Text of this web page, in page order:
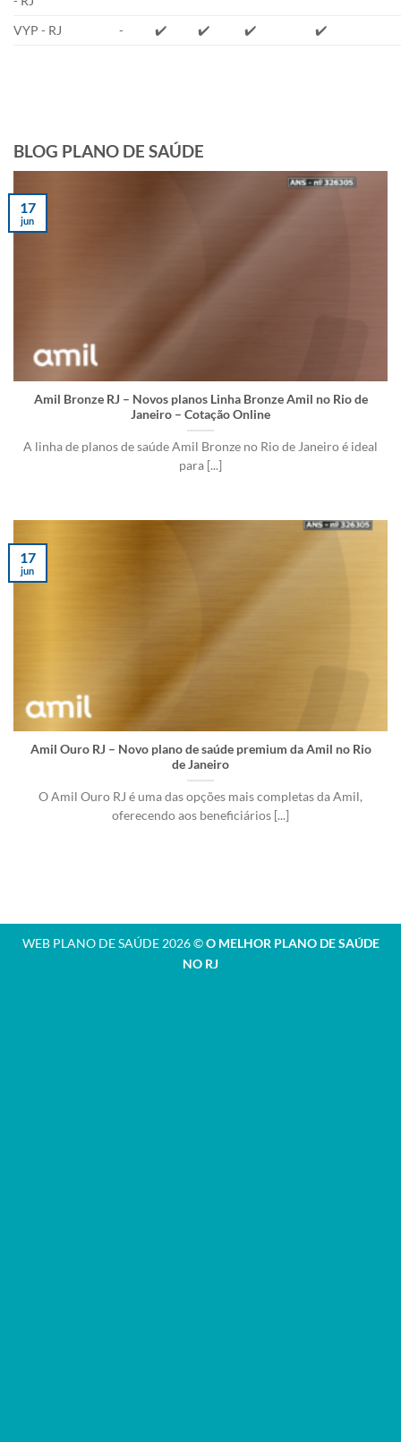
VYP - RJ - ✔️ ✔️ ✔️ ✔️
BLOG PLANO DE SAÚDE
Amil Bronze RJ – Novos planos Linha Bronze Amil no Rio de
Janeiro – Cotação Online
A linha de planos de saúde Amil Bronze no Rio de Janeiro é ideal
para [...]
17
jun
Amil Ouro RJ – Novo plano de saúde premium da Amil no Rio
de Janeiro
O Amil Ouro RJ é uma das opções mais completas da Amil,
oferecendo aos beneficiários [...]
17
jun
WEB PLANO DE SAÚDE 2026 ©O MELHOR PLANO DE SAÚDE
NO RJ